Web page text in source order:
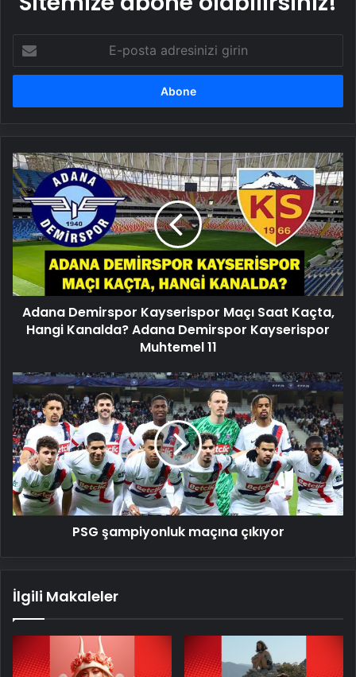
posta
adresinizi
Adana
Demirspor
Kayserispor
Maçı
Saat
Kaçta,
Hangi
Kanalda?
Adana
Demirspor
Kayserispor
Adana Demirspor Kayserispor Maçı Saat Kaçta,
Hangi Kanalda? Adana Demirspor Kayserispor
Muhtemel 11
PSG
şampiyonluk
maçına
çıkıyor
PSG şampiyonluk maçına çıkıyor
İlgili Makaleler